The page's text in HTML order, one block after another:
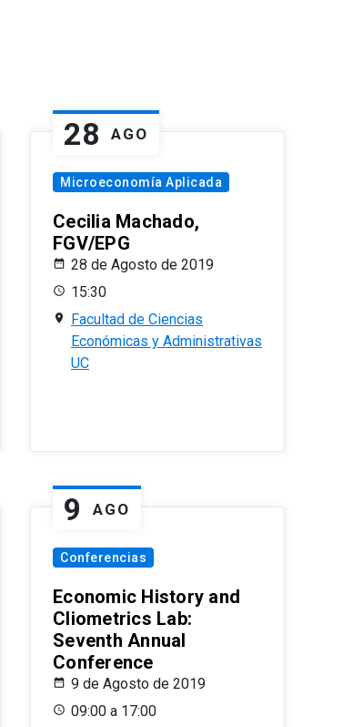
28 AGO
Microeconomía Aplicada
Cecilia Machado,
FGV/EPG
28 de Agosto de 2019
15:30
Facultad de Ciencias
Económicas y Administrativas
UC
9 AGO
Conferencias
Economic History and
Cliometrics Lab:
Seventh Annual
Conference
9 de Agosto de 2019
09:00 a 17:00